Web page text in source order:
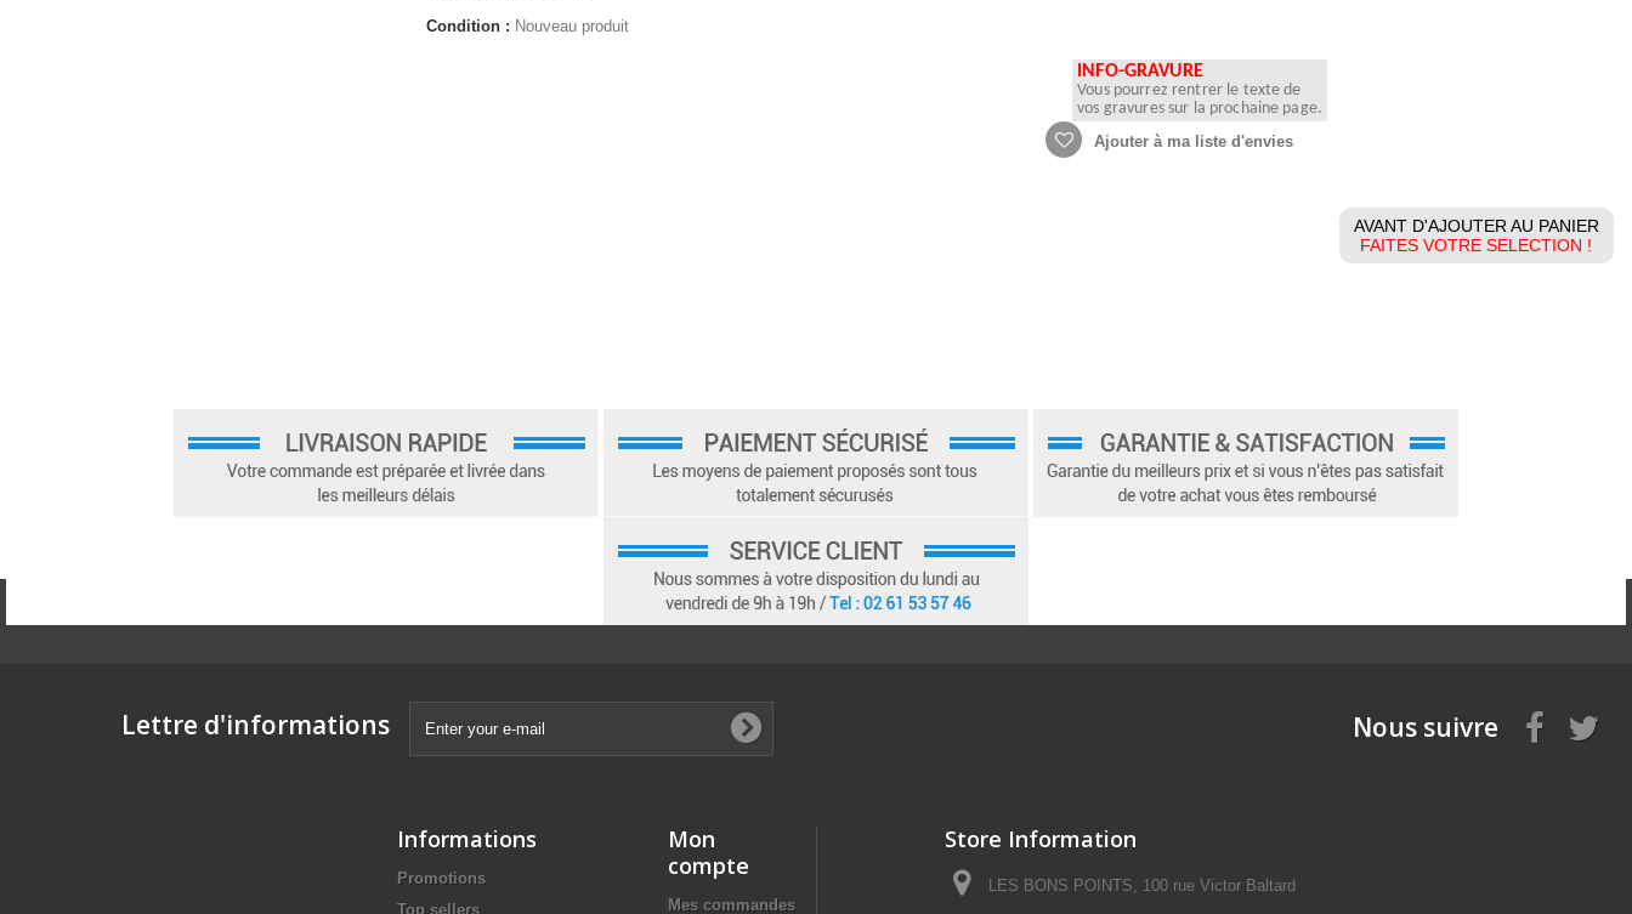
Condition : Nouveau produit
INFO-GRAVURE
Vous pourrez rentrer le texte de
vos gravures sur la prochaine page.
Ajouter à ma liste d'envies
AVANT D'AJOUTER AU PANIER
FAITES VOTRE SELECTION !
Lettre d'informations Nous suivre
Informations
Promotions
Top sellers
Mon
compte
Mes commandes
Store Information
LES BONS POINTS, 100 rue Victor Baltard